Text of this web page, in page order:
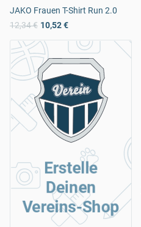
JAKO Frauen T-Shirt Run 2.0
12,34 € 10,52 €
Erstelle
Deinen
Vereins-Shop